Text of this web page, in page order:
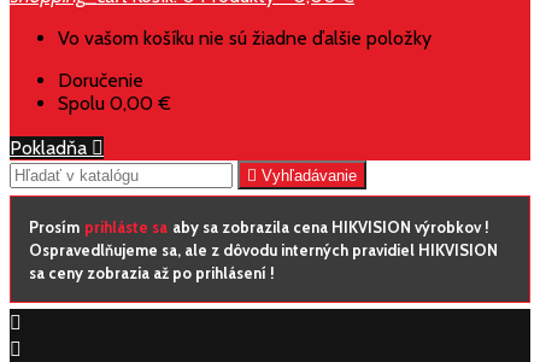
Vo vašom košíku nie sú žiadne ďalšie položky
Doručenie
Spolu 0,00 €
Pokladňa 
 Vyhľadávanie
Prosím prihláste sa aby sa zobrazila cena HIKVISION výrobkov !
Ospravedlňujeme sa, ale z dôvodu interných pravidiel HIKVISION
sa ceny zobrazia až po prihlásení !

